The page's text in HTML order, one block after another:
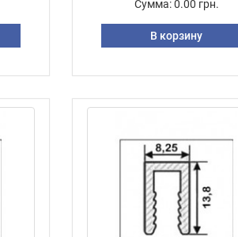
Сумма: 0.00 грн.
В корзину